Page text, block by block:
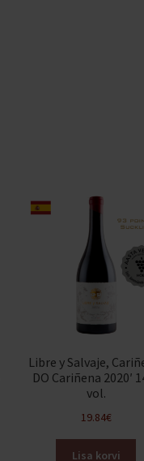
Libre y Salvaje,
DO Cariñena 2020′
vol.
19.84€
Lisa korvi